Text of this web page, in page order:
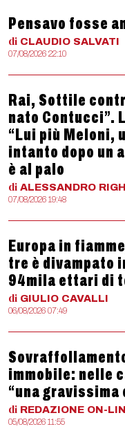
Pensavo fosse
di CLAUDIO SALVATI
07/08/2026 22:10
Rai, Sottile
nato Contucci”.
“Lui più Meloni,
intanto dopo un
è al palo
di ALESSANDRO
07/08/2026 19:48
Europa in
tre è divampato
94mila ettari di
di GIULIO CAVALLI
06/08/2026 07:49
immobile: nelle
“una gravissima
di REDAZIONE ON-
05/08/2026 11:55